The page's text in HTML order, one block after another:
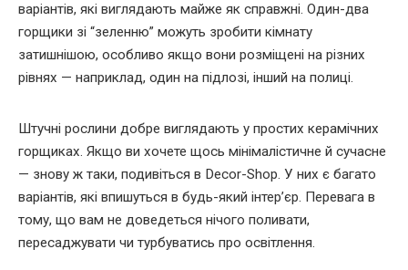
варіантів, які виглядають майже як справжні. Один-два
горщики зі “зеленню” можуть зробити кімнату
затишнішою, особливо якщо вони розміщені на різних
рівнях — наприклад, один на підлозі, інший на полиці.
Штучні рослини добре виглядають у простих керамічних
горщиках. Якщо ви хочете щось мінімалістичне й сучасне
— знову ж таки, подивіться в Decor-Shop. У них є багато
варіантів, які впишуться в будь-який інтер’єр. Перевага в
тому, що вам не доведеться нічого поливати,
пересаджувати чи турбуватись про освітлення.